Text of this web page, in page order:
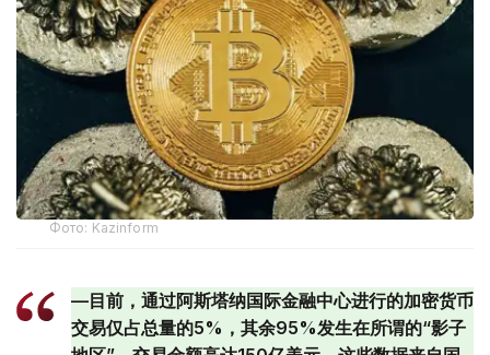
Фото: Kazinform
—目前，通过阿斯塔纳国际金融中心进行的加密货币
交易仅占总量的5%，其余95%发生在所谓的“影子